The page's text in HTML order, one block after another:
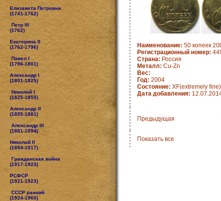
Елизавета Петровна
(1741-1762)
Петр III
(1762)
Екатерина II
(1762-1796)
Павел I
(1796-1801)
Александр I
(1801-1825)
Николай I
(1825-1855)
Александр II
(1855-1881)
Александр III
(1881-1894)
Николай II
(1894-1917)
Гражданская война
(1917-1923)
РСФСР
(1921-1923)
СССР ранний
(1924-1960)
Наименование: 50 копеек
Регистрационный номер:
Страна: Россия
Металл: Cu-Zn
Вес:
Год: 2004
Состояние: XF(extremely fine)
Дата добавления:
Предыдущая
Показать все